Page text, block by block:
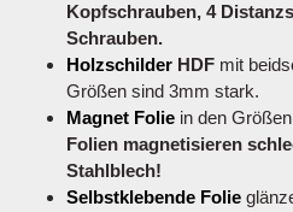
Kopfschrauben, 4
Schrauben.
Holzschilder HDF mit
Größen sind 3mm stark.
Magnet Folie in den
Folien magnetisieren
Stahlblech!
Selbstklebende Folie